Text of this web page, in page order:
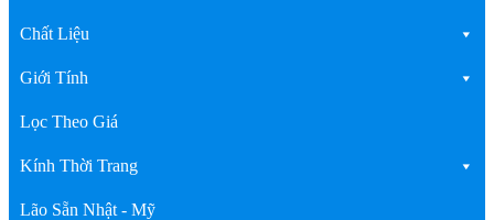
Chất Liệu
Giới Tính
Lọc Theo Giá
Kính Thời Trang
Lão Sẵn Nhật - Mỹ